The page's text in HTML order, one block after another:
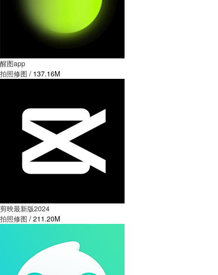
醒图app
拍照修图 / 137.16M
剪映最新版2024
拍照修图 / 211.20M